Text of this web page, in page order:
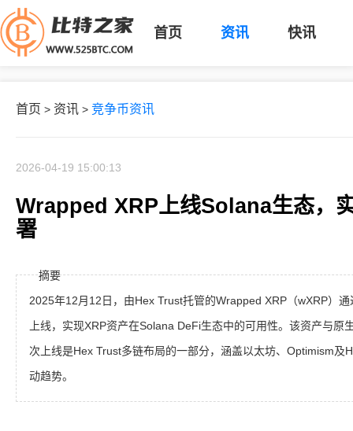
首页 资讯 快讯
首页 > 资讯 > 竞争币资讯
2026-04-19 15:00:13
Wrapped XRP上线Solana生态，
署
摘要
2025年12月12日，由Hex Trust托管的Wrapped XRP（wXRP）
上线，实现XRP资产在Solana DeFi生态中的可用性。该资产与原
次上线是Hex Trust多链布局的一部分，涵盖以太坊、Optimism及
动趋势。